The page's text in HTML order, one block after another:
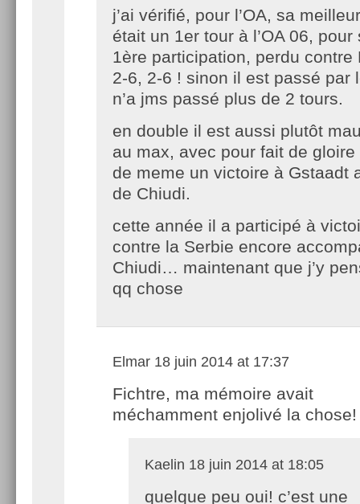
j’ai vérifié, pour l’OA, sa
était un 1er tour à l’OA 06, pour
1ère participation, perdu contre
2-6, 2-6 ! sinon il est passé par
n’a jms passé plus de 2 tours.
en double il est aussi plutôt
au max, avec pour fait de
de meme un victoire à Gstaadt
de Chiudi.
cette année il a participé à
contre la Serbie encore
Chiudi… maintenant que j’y
qq chose
Elmar 18 juin 2014 at 17:37
Fichtre, ma mémoire avait
méchamment enjolivé la chose!
Kaelin 18 juin 2014 at 18:05
quelque peu oui! c’est une